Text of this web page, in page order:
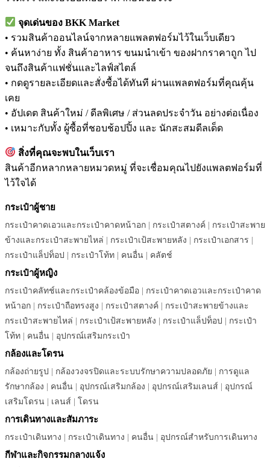
จุดเด่นของ BKK Market
• รวมสินค้าออนไลน์จากหลายแพลตฟอร์มไว้ในเว็บเดียว
• ค้นหาง่าย ทั้ง สินค้าอาหาร ขนมนำเข้า ของฝากราคาถูก ไป
จนถึงสินค้าแฟชั่นและไลฟ์สไตล์
• กดดูรายละเอียดและสั่งซื้อได้ทันที ผ่านแพลตฟอร์มที่คุณคุ้น
เคย
• อัปเดต สินค้าใหม่ / ดีลพิเศษ / ส่วนลดประจำวัน อย่างต่อเนื่อง
• เหมาะกับทั้ง ผู้ซื้อที่ชอบช้อปปิ้ง และ นักสะสมดีลเด็ด
สิ่งที่คุณจะพบในเว็บเรา
สินค้าอีกหลากหลายหมวดหมู่ ที่จะเชื่อมคุณไปยังแพลตฟอร์มที่
ไว้ใจได้
กระเป๋าผู้ชาย
กระเป๋าคาดเอวและกระเป๋าคาดหน้าอก | กระเป๋าสตางค์ | กระเป๋าสะพาย
ข้างและกระเป๋าสะพายไหล่ | กระเป๋าเป้สะพายหลัง | กระเป๋าเอกสาร |
กระเป๋าแล็ปท็อป | กระเป๋าโท้ท | คนอื่น | คลัตช์
กระเป๋าผู้หญิง
กระเป๋าคลัทช์และกระเป๋าคล้องข้อมือ | กระเป๋าคาดเอวและกระเป๋าคาด
หน้าอก | กระเป๋าถือทรงสูง | กระเป๋าสตางค์ | กระเป๋าสะพายข้างและ
กระเป๋าสะพายไหล่ | กระเป๋าเป้สะพายหลัง | กระเป๋าแล็ปท็อป | กระเป๋า
โท้ท | คนอื่น | อุปกรณ์เสริมกระเป๋า
กล้องและโดรน
กล้องถ่ายรูป | กล้องวงจรปิดและระบบรักษาความปลอดภัย | การดูแล
รักษากล้อง | คนอื่น | อุปกรณ์เสริมกล้อง | อุปกรณ์เสริมเลนส์ | อุปกรณ์
เสริมโดรน | เลนส์ | โดรน
การเดินทางและสัมภาระ
กระเป๋าเดินทาง | กระเป๋าเดินทาง | คนอื่น | อุปกรณ์สำหรับการเดินทาง
กีฬาและกิจกรรมกลางแจ้ง